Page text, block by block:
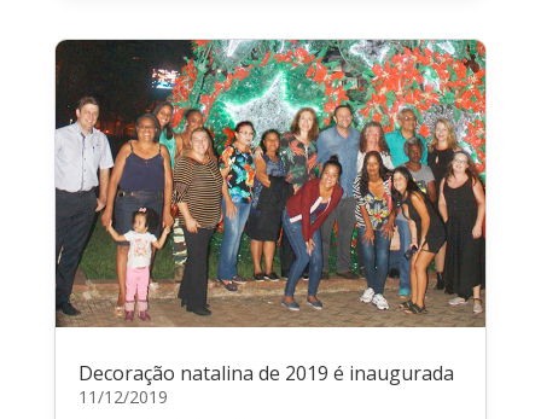
Decoração natalina de 2019 é inaugurada
11/12/2019